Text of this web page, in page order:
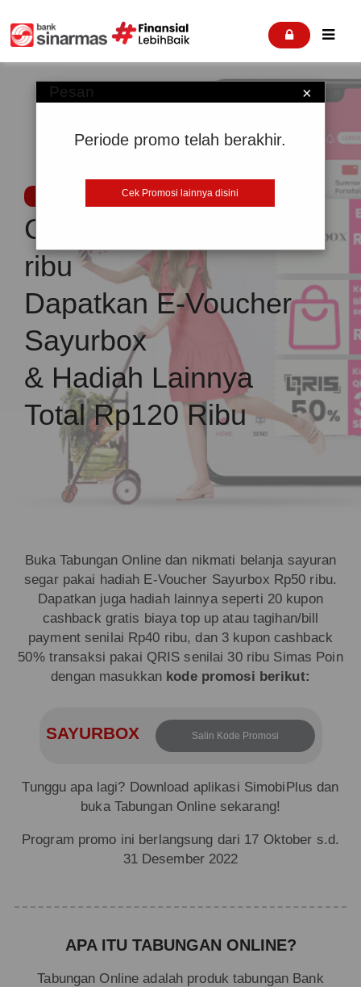
 
Cuma Nabung Rp100
ribu
Dapatkan E-Voucher
Sayurbox
& Hadiah Lainnya
Total Rp120 Ribu
Buka Tabungan Online dan nikmati belanja sayuran
segar pakai hadiah E-Voucher Sayurbox Rp50 ribu.
Dapatkan juga hadiah lainnya seperti 20 kupon
cashback gratis biaya top up atau tagihan/bill
payment senilai Rp40 ribu, dan 3 kupon cashback
50% transaksi pakai QRIS senilai 30 ribu Simas Poin
dengan masukkan kode promosi berikut:
SAYURBOX Salin Kode Promosi
Tunggu apa lagi? Download aplikasi SimobiPlus dan
buka Tabungan Online sekarang!
Program promo ini berlangsung dari 17 Oktober s.d.
31 Desember 2022
APA ITU TABUNGAN ONLINE?
Tabungan Online adalah produk tabungan Bank
×
Pesan
Periode promo telah berakhir.
Cek Promosi lainnya disini